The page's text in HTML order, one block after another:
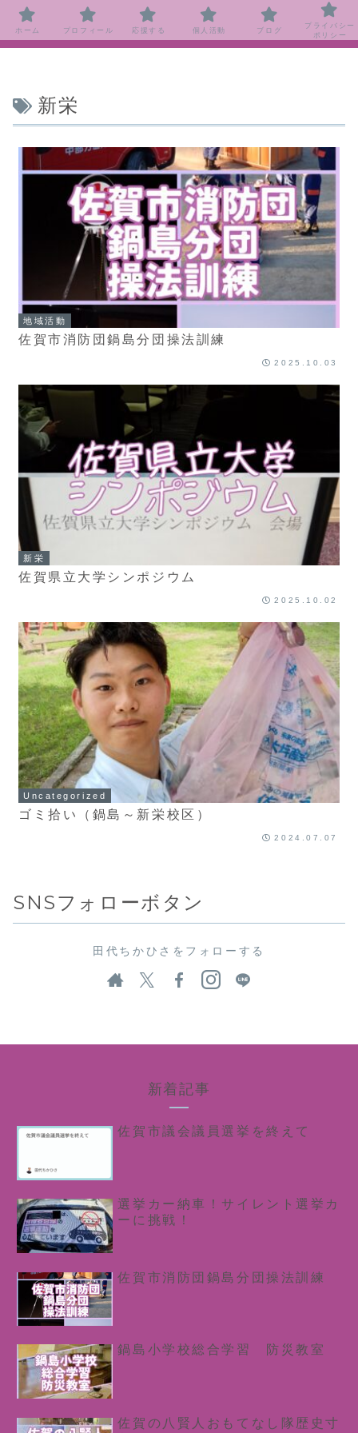
新栄
地域活動
佐賀市消防団鍋島分団操法訓練
2025.10.03
新栄
佐賀県立大学シンポジウム
2025.10.02
Uncategorized
ゴミ拾い（鍋島～新栄校区）
2024.07.07
SNSフォローボタン
田代ちかひさをフォローする
新着記事
佐賀市議会議員選挙を終えて
選挙カー納車！サイレント選挙カ
ーに挑戦！
佐賀市消防団鍋島分団操法訓練
鍋島小学校総合学習 防災教室
佐賀の八賢人おもてなし隊歴史寸
ホーム プロフィール 応援する 個人活動 ブログ
プライバシー
ポリシー